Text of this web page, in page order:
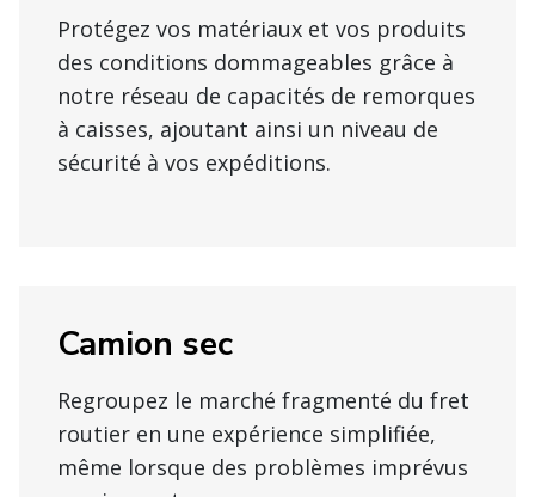
Protégez vos matériaux et vos produits
des conditions dommageables grâce à
notre réseau de capacités de remorques
à caisses, ajoutant ainsi un niveau de
sécurité à vos expéditions.
Camion sec
Regroupez le marché fragmenté du fret
routier en une expérience simplifiée,
même lorsque des problèmes imprévus